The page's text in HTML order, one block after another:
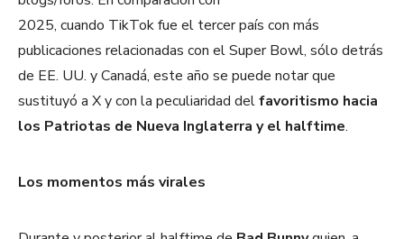
2025, cuando TikTok fue el tercer país con más
publicaciones relacionadas con el Super Bowl, sólo detrás
de EE. UU. y Canadá, este año se puede notar que
sustituyó a X y con la peculiaridad delfavoritismo hacia
los Patriotas de Nueva Inglaterra y el halftime.
Los momentos más virales